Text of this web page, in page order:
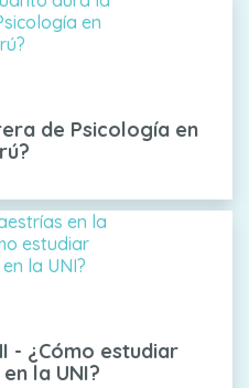
de Psicología en
- ¿Cómo estudiar
la UNI?